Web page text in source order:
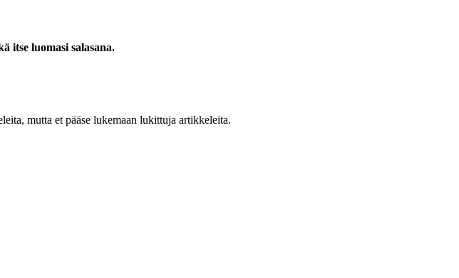
itse luomasi salasana.
mutta et pääse lukemaan lukittuja artikkeleita.